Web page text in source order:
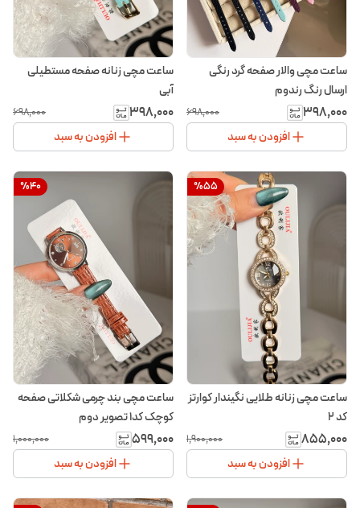
ساعت مچی والار صفحه گرد رنگی
ارسال رنگ رندوم
۳۹۸٬۰۰۰ ۶۹۸٬۰۰۰
افزودن به سبد
ساعت مچی زنانه صفحه مستطیلی
آبی
۳۹۸٬۰۰۰ ۶۹۸٬۰۰۰
افزودن به سبد
%55
ساعت مچی زنانه طلایی نگیندار کوارتز
کد ۲
۸۵۵٬۰۰۰ ۱٬۹۰۰٬۰۰۰
افزودن به سبد
%40
ساعت مچی بند چرمی شکلاتی صفحه
کوچک کد۱ تصویر دوم
۵۹۹٬۰۰۰ ۱٬۰۰۰٬۰۰۰
افزودن به سبد